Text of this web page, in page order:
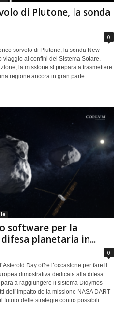
di Plutone, la sonda
0
sorvolo di Plutone, la sonda New
viaggio ai confini del Sistema Solare.
la missione si prepara a trasmettere
regione ancora in gran parte
software per la
planetaria in...
0
Day offre l’occasione per fare il
dimostrativa dedicata alla difesa
a raggiungere il sistema Didymos–
dell’impatto della missione NASA DART
futuro delle strategie contro possibili